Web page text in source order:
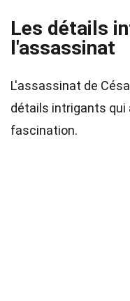
Les détails
l'assassinat
L'assassinat de
détails intrigants qui
fascination.